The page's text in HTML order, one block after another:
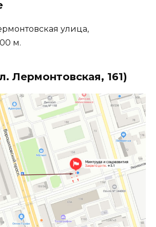
улица,
м.
Лермонтовская, 161)